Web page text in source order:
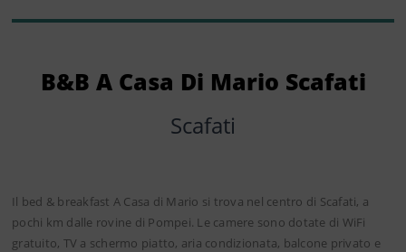
B&B A Casa Di Mario Scafati
Scafati
Il bed & breakfast A Casa di Mario si trova nel centro di Scafati, a
pochi km dalle rovine di Pompei. Le camere sono dotate di WiFi
gratuito, TV a schermo piatto, aria condizionata, balcone privato e